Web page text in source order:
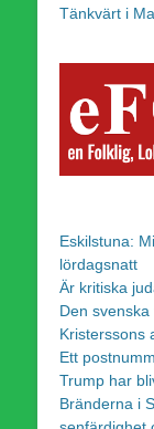
Tänkvärt i
Eskilstuna:
lördagsnatt
Är kritiska
Den
Kristerssons
Ett
Trump har
Bränderna i